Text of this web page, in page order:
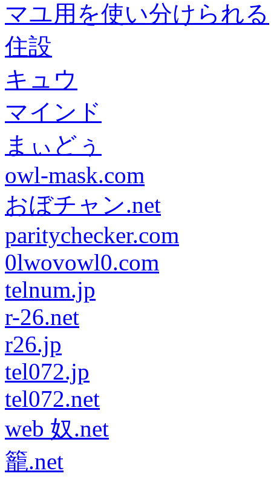
マユ用を使い分けられる
住設
キュウ
マインド
まぃどぅ
owl-mask.com
おぼチャン.net
paritychecker.com
0lwovowl0.com
telnum.jp
r-26.net
r26.jp
tel072.jp
tel072.net
web 奴.net
籠.net